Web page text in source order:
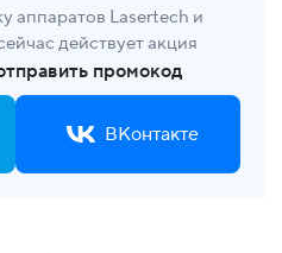
аппаратов Lasertech и
действует акция
промокод
ВКонтакте